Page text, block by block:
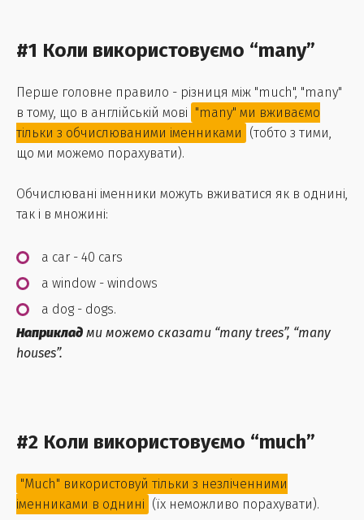
#1 Коли використовуємо “many”
Перше головне правило - різниця між "much", "many"
в тому, що в англійській мові "many" ми вживаємо
тільки з обчислюваними іменниками
(тобто з тими,
що ми можемо порахувати).
Обчислювані іменники можуть вживатися як в однині,
так і в множині:
a car - 40 cars
a window - windows
a dog - dogs.
Наприклад ми можемо сказати “many trees”, “many
houses”.
#2 Коли використовуємо “much”
"Much" використовуй тільки з незліченними
іменниками в однині (їх неможливо порахувати).